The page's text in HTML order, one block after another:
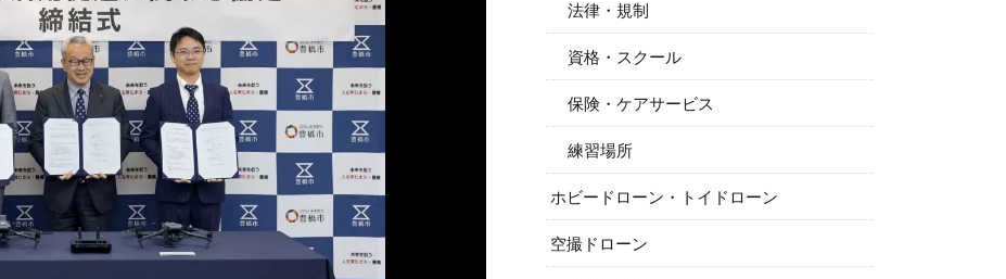
法律・規制
資格・スクール
保険・ケアサービス
練習場所
ホビードローン・トイドローン
空撮ドローン